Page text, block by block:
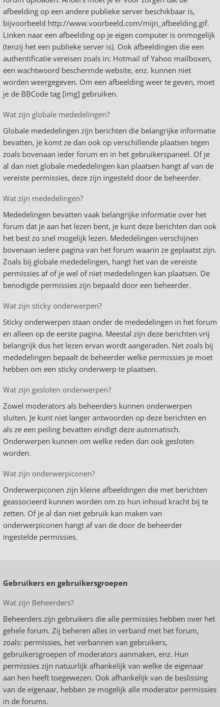
afbeelding op een andere publieke server beschikbaar is,
bijvoorbeeld http://www.voorbeeld.com/mijn_afbeelding.gif.
Linken naar een afbeelding op je eigen computer is onmogelijk
(tenzij het een publieke server is). Ook afbeeldingen die een
authentificatie vereisen zoals in: Hotmail of Yahoo mailboxen,
een wachtwoord beschermde website, enz. kunnen niet
worden weergegeven. Om een afbeelding weer te geven, moet
je de BBCode tag [img] gebruiken.
Wat zijn globale mededelingen?
Globale mededelingen zijn berichten die belangrijke informatie
bevatten, je komt ze dan ook op verschillende plaatsen tegen
zoals bovenaan ieder forum en in het gebruikerspaneel. Of je
al dan niet globale mededelingen kan plaatsen hangt af van de
vereiste permissies, deze zijn ingesteld door de beheerder.
Wat zijn mededelingen?
Mededelingen bevatten vaak belangrijke informatie over het
forum dat je aan het lezen bent, je kunt deze berichten dan ook
het best zo snel mogelijk lezen. Mededelingen verschijnen
bovenaan iedere pagina van het forum waarin ze geplaatst zijn.
Zoals bij globale mededelingen, hangt het van de vereiste
permissies af of je wel of niet mededelingen kan plaatsen. De
benodigde permissies zijn bepaald door een beheerder.
Wat zijn sticky onderwerpen?
Sticky onderwerpen staan onder de mededelingen in het forum
en alleen op de eerste pagina. Meestal zijn deze berichten vrij
belangrijk dus het lezen ervan wordt aangeraden. Net zoals bij
mededelingen bepaalt de beheerder welke permissies je moet
hebben om een sticky onderwerp te plaatsen.
Wat zijn gesloten onderwerpen?
Zowel moderators als beheerders kunnen onderwerpen
sluiten. Je kunt niet langer antwoorden op deze berichten en
als ze een peiling bevatten eindigt deze automatisch.
Onderwerpen kunnen om welke reden dan ook gesloten
worden.
Wat zijn onderwerpiconen?
Onderwerpiconen zijn kleine afbeeldingen die met berichten
geassocieerd kunnen worden om zo hun inhoud kracht bij te
zetten. Of je al dan niet gebruik kan maken van
onderwerpiconen hangt af van de door de beheerder
ingestelde permissies.
Gebruikers en gebruikersgroepen
Wat zijn Beheerders?
Beheerders zijn gebruikers die alle permissies hebben over het
gehele forum. Zij beheren alles in verband met het forum,
zoals: permissies, het verbannen van gebruikers,
gebruikersgroepen of moderators aanmaken, enz. Hun
permissies zijn natuurlijk afhankelijk van welke de eigenaar
aan hen heeft toegewezen. Ook afhankelijk van de beslissing
van de eigenaar, hebben ze mogelijk alle moderator permissies
in de forums.